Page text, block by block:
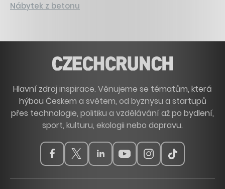
Nábytek z betonu
Hlavní zdroj inspirace. Věnujeme se tématům, která
hýbou Českem a světem, od byznysu a startupů
přes technologie, politiku a vzdělávání až po bydlení,
sport, kulturu, ekologii nebo dopravu.